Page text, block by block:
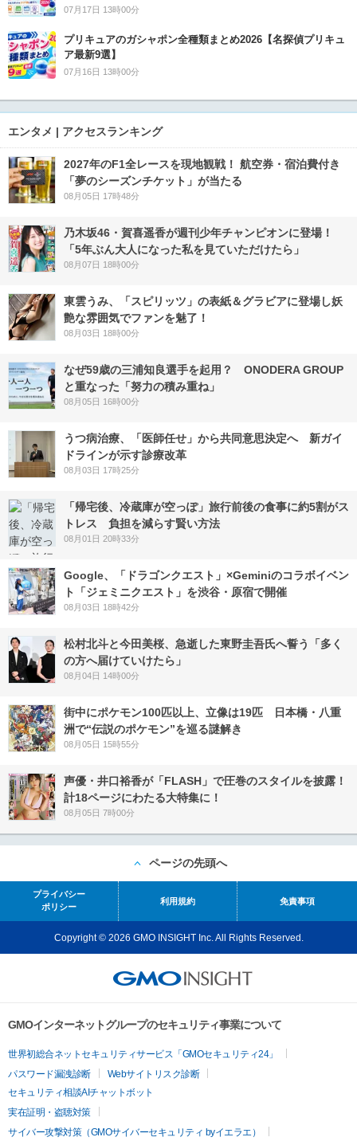
07月17日 13時00分
プリキュアのガシャポン全種類まとめ2026【名探偵プリキュ
ア最新9選】
07月16日 13時00分
エンタメ | アクセスランキング
2027年のF1全レースを現地観戦！ 航空券・宿泊費付き
「夢のシーズンチケット」が当たる
08月05日 17時48分
乃木坂46・賀喜遥香が週刊少年チャンピオンに登場！
「5年ぶん大人になった私を見ていただけたら」
08月07日 18時00分
東雲うみ、「スピリッツ」の表紙＆グラビアに登場し妖
艶な雰囲気でファンを魅了！
08月03日 18時00分
なぜ59歳の三浦知良選手を起用？ ONODERA GROUP
と重なった「努力の積み重ね」
08月05日 16時00分
うつ病治療、「医師任せ」から共同意思決定へ 新ガイ
ドラインが示す診療改革
08月03日 17時25分
「帰宅後、冷蔵庫が空っぽ」旅行前後の食事に約5割がス
トレス 負担を減らす賢い方法
08月01日 20時33分
Google、「ドラゴンクエスト」×Geminiのコラボイベン
ト「ジェミニクエスト」を渋谷・原宿で開催
08月03日 18時42分
松村北斗と今田美桜、急逝した東野圭吾氏へ誓う「多く
の方へ届けていけたら」
08月04日 14時00分
街中にポケモン100匹以上、立像は19匹 日本橋・八重
洲で“伝説のポケモン”を巡る謎解き
08月05日 15時55分
声優・井口裕香が「FLASH」で圧巻のスタイルを披露！
計18ページにわたる大特集に！
08月05日 7時00分
ページの先頭へ
プライバシー
ポリシー
利用規約 免責事項
Copyright © 2026 GMO INSIGHT Inc. All Rights Reserved.
GMOインターネットグループのセキュリティ事業について
世界初総合ネットセキュリティサービス「GMOセキュリティ24」
パスワード漏洩診断
Webサイトリスク診断
セキュリティ相談AIチャットボット
実在証明・盗聴対策
サイバー攻撃対策（GMOサイバーセキュリティ byイエラエ）